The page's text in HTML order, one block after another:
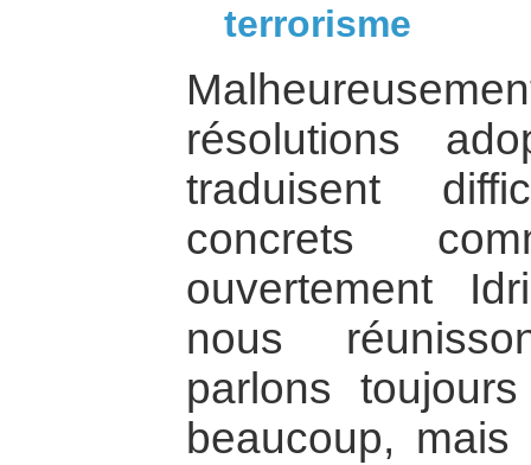
terrorisme
résolutions
traduisent
concrets
ouvertement
nous
parlons
beaucoup, mais